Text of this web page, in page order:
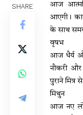
SHARE
आज
आएगी।
के साथ समय
वृषभ
आज धैर्य
नौकरी
पुराने मित्र
मिथुन
आज नए